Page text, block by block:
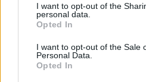
de su consentimiento, pero usted
rechazar tal procesamiento. Sus
cualquier momento entrando de
visitando nuestra política de
I want to opt-out of the
personal data.
Opted In
I want to opt-out of the Sale
Personal Data.
Opted In